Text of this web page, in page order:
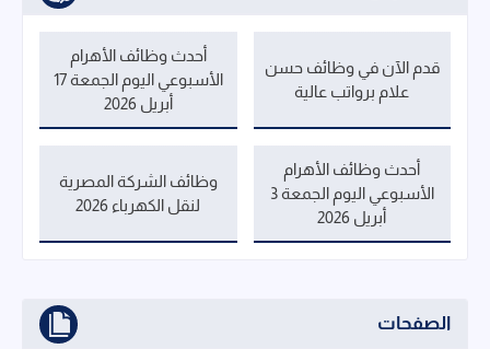
قدم الآن في وظائف حسن
علام برواتب عالية
أحدث وظائف الأهرام
الأسبوعي اليوم الجمعة 17
أبريل 2026
أحدث وظائف الأهرام
الأسبوعي اليوم الجمعة 3
أبريل 2026
وظائف الشركة المصرية
لنقل الكهرباء 2026
الصفحات